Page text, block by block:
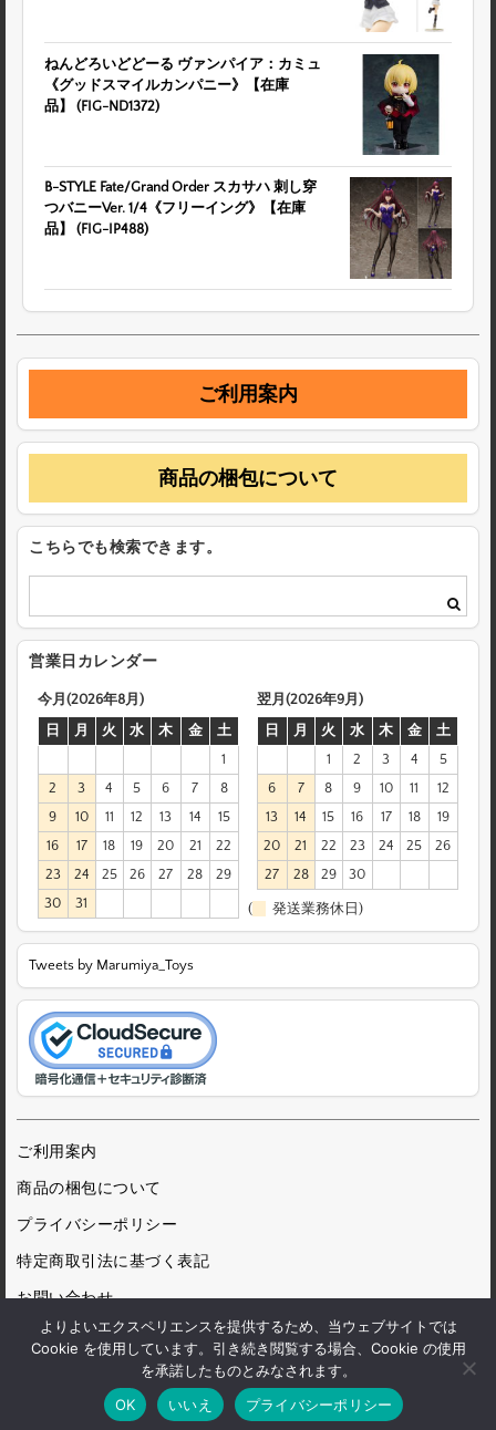
ねんどろいどどーる ヴァンパイア：カミュ
《グッドスマイルカンパニー》【在庫
品】 (FIG-ND1372)
B-STYLE Fate/Grand Order スカサハ 刺し穿
つバニーVer. 1/4《フリーイング》【在庫
品】 (FIG-IP488)
ご利用案内
商品の梱包について
こちらでも検索できます。
営業日カレンダー
今月(2026年8月)
日
月 火 水 木 金
土
1
2
3 4 5 6 7
8
9
10 11 12 13 14
15
16
17 18 19 20 21
22
23
24 25 26 27 28
29
30
31
翌月(2026年9月)
日
月 火 水 木 金
土
1
2 3 4
5
6
7 8 9 10 11
12
13
14 15 16 17 18
19
20
21 22 23 24 25
26
27
28 29 30
( 発送業務休日)
Tweets by Marumiya_Toys
ご利用案内
商品の梱包について
プライバシーポリシー
特定商取引法に基づく表記
お問い合わせ
© 1972 Marumiya Gangu Ltd.
よりよいエクスペリエンスを提供するため、当ウェブサイトでは
Cookie を使用しています。引き続き閲覧する場合、Cookie の使用
を承諾したものとみなされます。
OK
いいえ プライバシーポリシー